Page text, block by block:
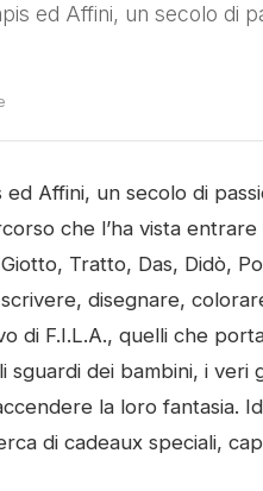
ed Affini, un secolo di
ed Affini, un secolo di
che l’ha vista
Tratto, Das, Didò,
disegnare,
di F.I.L.A., quelli che
sguardi dei bambini, i veri
la loro fantasia.
di cadeaux speciali,